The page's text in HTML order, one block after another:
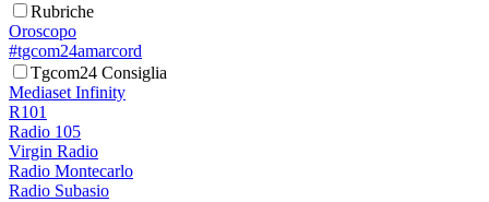
Rubriche
Oroscopo
#tgcom24amarcord
Tgcom24 Consiglia
Mediaset Infinity
R101
Radio 105
Virgin Radio
Radio Montecarlo
Radio Subasio